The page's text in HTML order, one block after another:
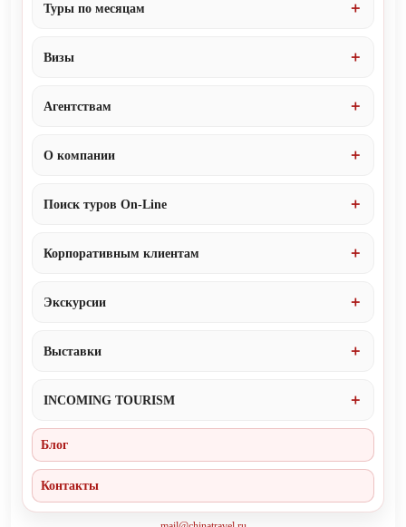
Туры по месяцам
Визы
Агентствам
О компании
Поиск туров On-Line
Корпоративным клиентам
Экскурсии
Выставки
INCOMING TOURISM
Блог
Контакты